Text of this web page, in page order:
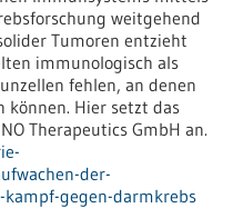
weitgehend
Tumoren entzieht
immunologisch als
fehlen, an denen
können. Hier setzt das
Therapeutics GmbH an.
der-
gegen-darmkrebs